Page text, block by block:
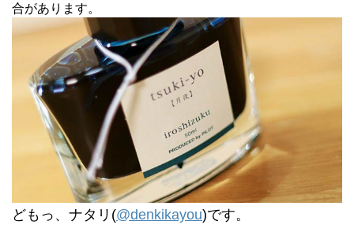
合があります。
どもっ、ナタリ(@denkikayou)です。